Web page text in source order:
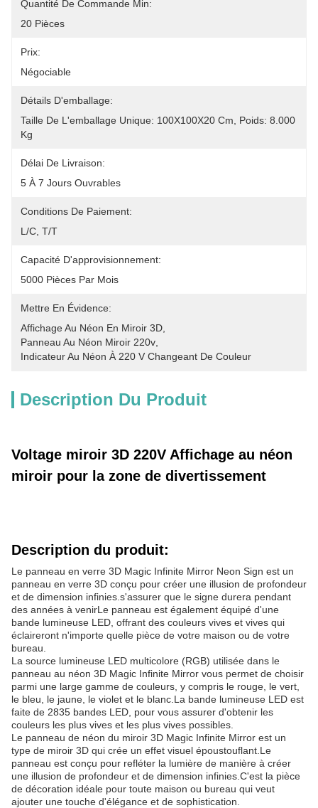
Quantité De Commande Min:
20 Pièces
Prix:
Négociable
Détails D'emballage:
Taille De L'emballage Unique: 100X100X20 Cm, Poids: 8.000
Kg
Délai De Livraison:
5 À 7 Jours Ouvrables
Conditions De Paiement:
L/C, T/T
Capacité D'approvisionnement:
5000 Pièces Par Mois
Mettre En Évidence:
Affichage Au Néon En Miroir 3D
Panneau Au Néon Miroir 220v
Indicateur Au Néon À 220 V Changeant De Couleur
Description Du Produit
Voltage miroir 3D 220V Affichage au néon
miroir pour la zone de divertissement
Description du produit:
Le panneau en verre 3D Magic Infinite Mirror Neon Sign est un
panneau en verre 3D conçu pour créer une illusion de profondeur
et de dimension infinies.s'assurer que le signe durera pendant
des années à venirLe panneau est également équipé d'une
bande lumineuse LED, offrant des couleurs vives et vives qui
éclaireront n'importe quelle pièce de votre maison ou de votre
bureau.
La source lumineuse LED multicolore (RGB) utilisée dans le
panneau au néon 3D Magic Infinite Mirror vous permet de choisir
parmi une large gamme de couleurs, y compris le rouge, le vert,
le bleu, le jaune, le violet et le blanc.La bande lumineuse LED est
faite de 2835 bandes LED, pour vous assurer d'obtenir les
couleurs les plus vives et les plus vives possibles.
Le panneau de néon du miroir 3D Magic Infinite Mirror est un
type de miroir 3D qui crée un effet visuel époustouflant.Le
panneau est conçu pour refléter la lumière de manière à créer
une illusion de profondeur et de dimension infinies.C'est la pièce
de décoration idéale pour toute maison ou bureau qui veut
ajouter une touche d'élégance et de sophistication.